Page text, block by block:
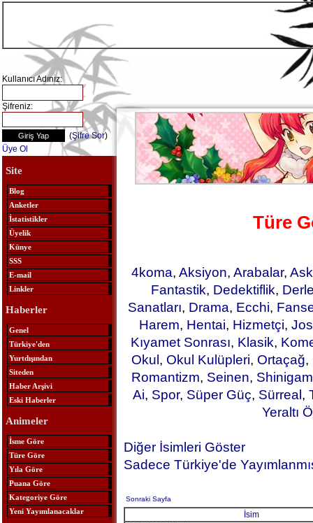
Kullanıcı Adınız:
Şifreniz:
(Şifre Sor)
Üye Ol
Site
Blog
Anketler
İstatistikler
Üyelik
Künye
SSS
E-mail
Linkler
Haberler
Genel
Türkiye'den
Yurtdışından
Siteden
Haber Arşivi
Eski Haberler
Animeler
İsme Göre
Türe Göre
Yıla Göre
Puana Göre
Kategoriye Göre
Yeni Yayımlanacaklar
Türe
4koma, Aksiyon, Arabalar,
Fantastik, Dedektiflik,
Sanatları, Drama, Ecchi,
Harem, Hentai, Hizmetçi,
Kıyamet Sonrası, Klasik,
Okul , Okul Kulüpleri, Ortaçağ,
Romantizm, Seinen,
Ai, Spor, Süper Güç, Sürreal ,
Yeraltı
Diğer İsimleri Göster
Sadece Türkiye'de
Sonraki Sayfa
İsim